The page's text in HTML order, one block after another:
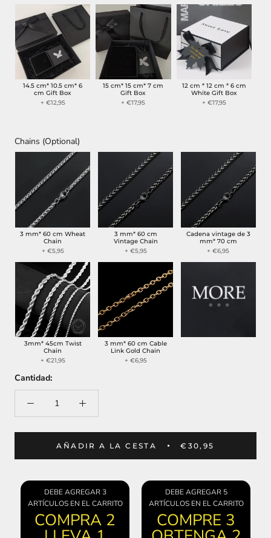
14.5 cm* 10.5 cm* 6
cm Gift Box
+ €12,95
15 cm* 15 cm* 7 cm
Gift Box
+ €17,95
12 cm * 12 cm * 6 cm
White Gift Box
+ €17,95
Chains (Optional)
3 mm* 60 cm Wheat
Chain
+ €5,95
3 mm* 60 cm
Vintage Chain
+ €5,95
Cadena vintage de 3
mm* 70 cm
+ €6,95
3mm* 45cm Twist
Chain
+ €21,95
3 mm* 60 cm Cable
Link Gold Chain
+ €6,95
Cantidad:
AÑADIR A LA CESTA €30,95
DEBE AGREGAR 3
ARTÍCULOS EN EL CARRITO
COMPRA 2
DEBE AGREGAR 5
ARTÍCULOS EN EL CARRITO
COMPRE 3